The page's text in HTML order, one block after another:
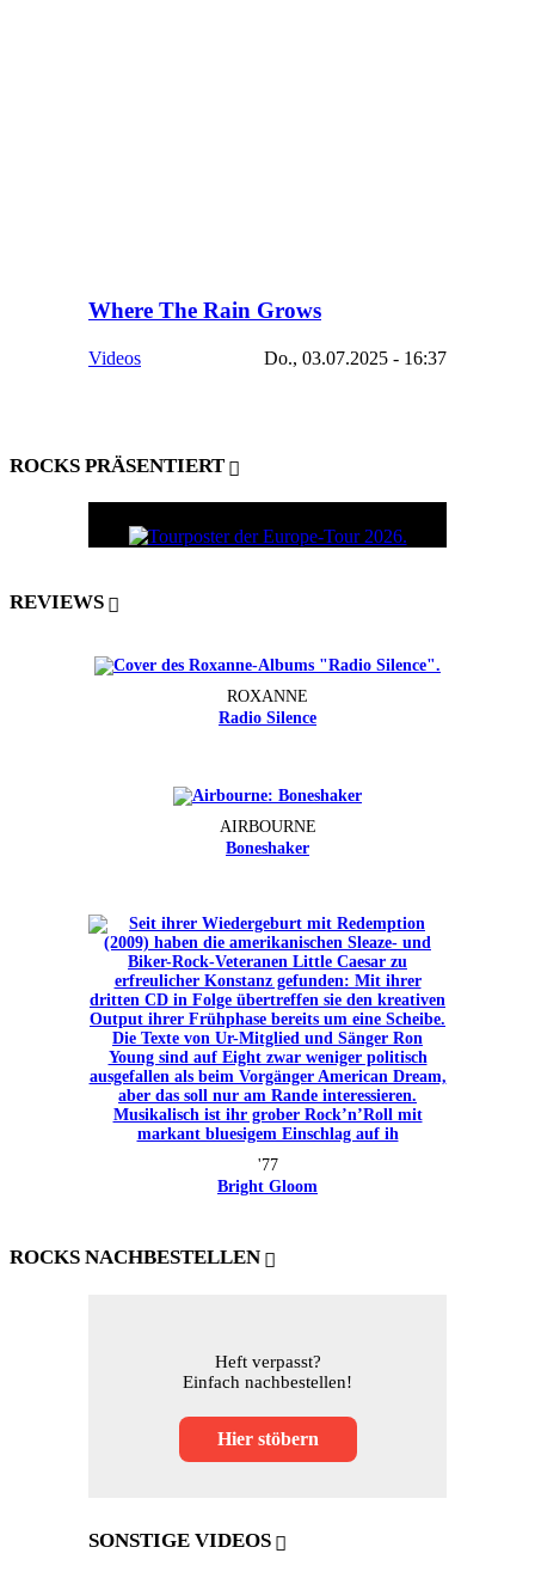
Where The Rain Grows
Videos Do., 03.07.2025 - 16:37
ROCKS PRÄSENTIERT
REVIEWS
ROXANNE
Radio Silence
AIRBOURNE
Boneshaker
'77
Bright Gloom
ROCKS NACHBESTELLEN
Heft verpasst?
Einfach nachbestellen!
Hier stöbern
SONSTIGE VIDEOS